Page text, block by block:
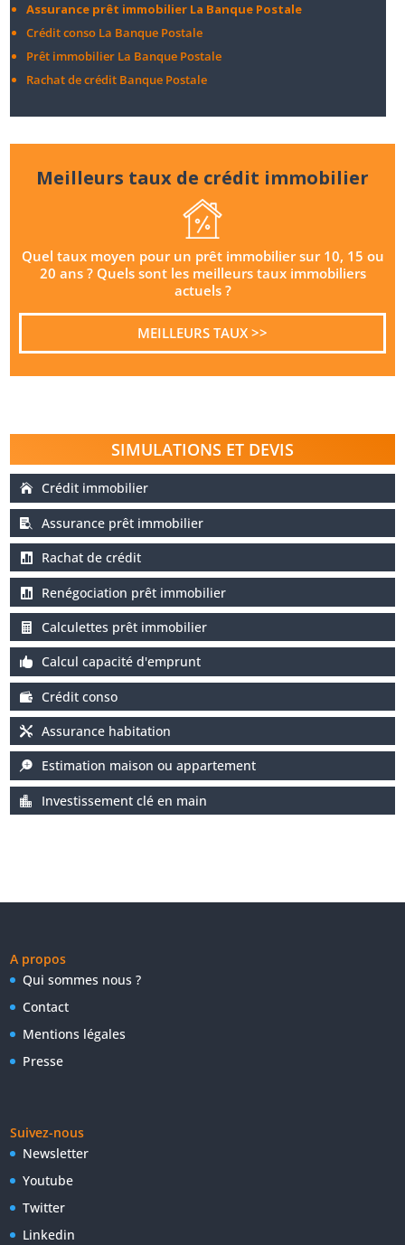
Assurance prêt immobilier La Banque Postale
Crédit conso La Banque Postale
Prêt immobilier La Banque Postale
Rachat de crédit Banque Postale
Meilleurs taux de crédit immobilier
Quel taux moyen pour un prêt immobilier sur 10, 15 ou
20 ans ? Quels sont les meilleurs taux immobiliers
actuels ?
MEILLEURS TAUX >>
SIMULATIONS ET DEVIS
Crédit immobilier
Assurance prêt immobilier
Rachat de crédit
Renégociation prêt immobilier
Calculettes prêt immobilier
Calcul capacité d'emprunt
Crédit conso
Assurance habitation
Estimation maison ou appartement
Investissement clé en main
A propos
Qui sommes nous ?
Contact
Mentions légales
Presse
Suivez-nous
Newsletter
Youtube
Twitter
Linkedin